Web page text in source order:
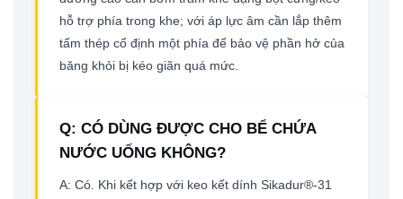
hỗ trợ phía trong khe; với áp lực âm cần lắp thêm
tấm thép cố định một phía để bảo vệ phần hở của
băng khỏi bị kéo giãn quá mức.
Q: CÓ DÙNG ĐƯỢC CHO BỂ CHỨA
NƯỚC UỐNG KHÔNG?
A: Có. Khi kết hợp với keo kết dính Sikadur®-31